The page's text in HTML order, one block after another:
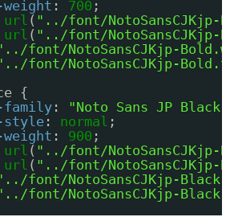
: 700 ;
url ( "../font/NotoSansCJKjp-
url ( "../font/
font/NotoSansCJKjp-
font/NotoSansCJKjp-
{
: "Noto Sans JP Black"
style : normal ;
: 900 ;
url ( "../font/NotoSansCJKjp-
url ( "../font/
font/NotoSansCJKjp-
font/NotoSansCJKjp-